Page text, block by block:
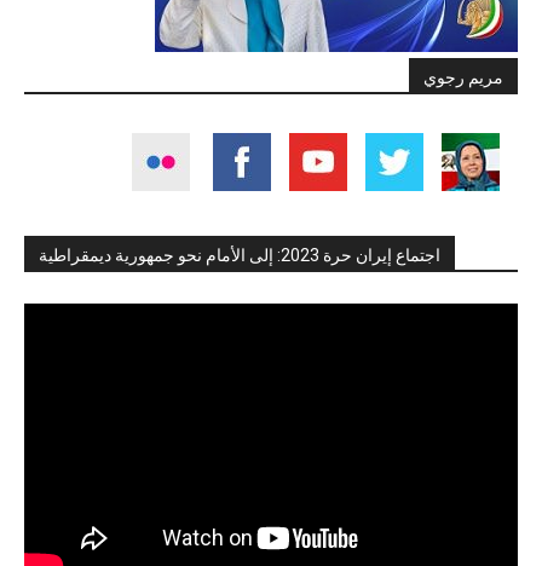
مريم رجوي
اجتماع إيران حرة 2023: إلى الأمام نحو جمهورية ديمقراطية